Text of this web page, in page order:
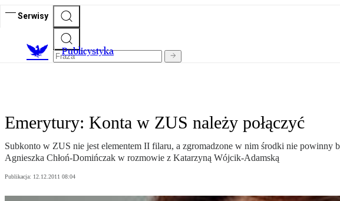
Serwisy
Publicystyka
Emerytury: Konta w ZUS należy połączyć
Subkonto w ZUS nie jest elementem II filaru, a zgromadzone w nim środki nie powinny
Agnieszka Chłoń-Domińczak w rozmowie z Katarzyną Wójcik-Adamską
Publikacja: 12.12.2011 08:04